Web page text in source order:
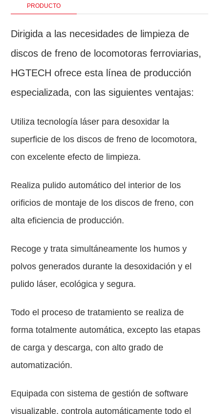
PRODUCTO
Dirigida a las necesidades de limpieza de
discos de freno de locomotoras ferroviarias,
HGTECH ofrece esta línea de producción
especializada, con las siguientes ventajas:
Utiliza tecnología láser para desoxidar la
superficie de los discos de freno de locomotora,
con excelente efecto de limpieza.
Realiza pulido automático del interior de los
orificios de montaje de los discos de freno, con
alta eficiencia de producción.
Recoge y trata simultáneamente los humos y
polvos generados durante la desoxidación y el
pulido láser, ecológica y segura.
Todo el proceso de tratamiento se realiza de
forma totalmente automática, excepto las etapas
de carga y descarga, con alto grado de
automatización.
Equipada con sistema de gestión de software
visualizable, controla automáticamente todo el